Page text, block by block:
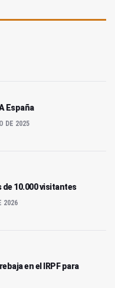
España
DE 2025
10.000 visitantes
2026
en el IRPF para